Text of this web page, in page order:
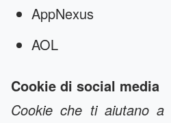
AppNexus
AOL
Cookie di social media
Cookie che ti aiutano a